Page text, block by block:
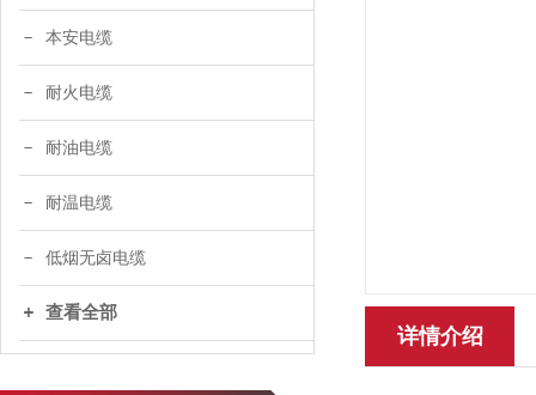
本安电缆
耐火电缆
耐油电缆
耐温电缆
低烟无卤电缆
查看全部
详情介绍